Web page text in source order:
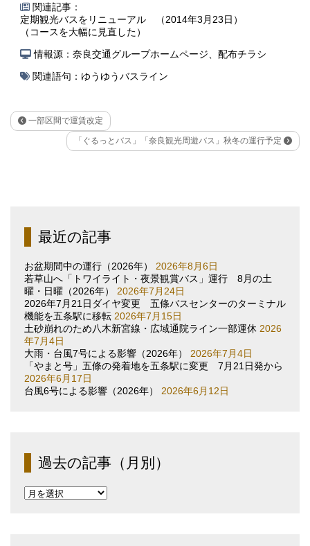
関連記事：
定期観光バスをリニューアル （2014年3月23日）
（コースを大幅に見直した）
情報源：奈良交通グループホームページ、配布チラシ
関連語句： ゆうゆうバスライン
一部区間で運賃改定
「ぐるっとバス」「奈良観光周遊バス」秋冬の運行予定
最近の記事
お盆期間中の運行（2026年）
2026年8月6日
若草山へ「トワイライト・夜景観賞バス」運行 8月の土
曜・日曜（2026年）
2026年7月24日
2026年7月21日ダイヤ変更 五條バスセンターのターミナル
機能を五条駅に移転 2026年7月15日
土砂崩れのため八木新宮線・広域通院ライン一部運休 2026
年7月4日
大雨・台風7号による影響（2026年）
2026年7月4日
「やまと号」五條の発着地を五条駅に変更 7月21日発から
2026年6月17日
台風6号による影響（2026年）
2026年6月12日
過去の記事（月別）
過
去